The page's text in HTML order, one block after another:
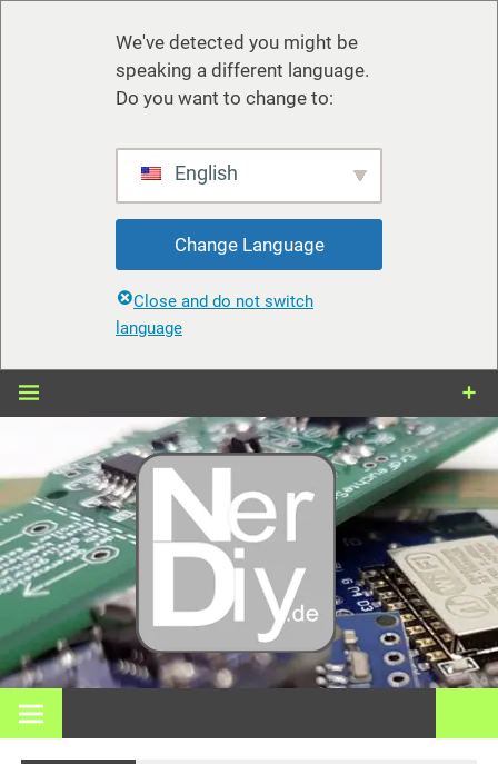
We've detected you might be
speaking a different language.
Do you want to change to:
English
Change Language
Close and do not switch
language
Zum
3D
en
Op nerdiy.de draait alles om elektronica, DIY, 3D-printen,
smart home en vele andere technische onderwerpen.